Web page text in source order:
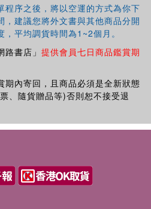
程序之後，將以空運的方式為你下
，建議您將外文書與其他商品分開
平均調貨時間為1~2個月。
書店」 提供會員七日商品鑑賞期
期內寄回，且商品必須是全新狀態
、隨貨贈品等)否則恕不接受退